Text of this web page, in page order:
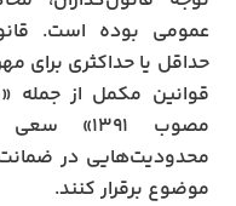
عمومی بوده است.
حداقل یا حداکثری برای
قوانین مکمل از جمله
مصوب
محدودیت‌هایی در ضمانت
موضوع برقرار کنند.